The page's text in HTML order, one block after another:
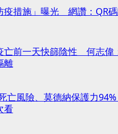
疫措施」曝光 網讚：QR
亡前一天快篩陰性 何志偉
離
亡風險、莫德納保護力
看